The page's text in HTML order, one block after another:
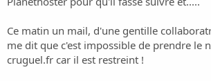
Ce matin un mail, d'une gentille
me dit que c'est impossible de prendre le
cruguel.fr car il est restreint !